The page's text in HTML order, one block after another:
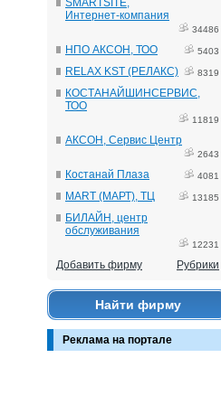
SMARTSITE,
Интернет-компания
34486
НПО АКСОН, ТОО 5403
RELAX KST (РЕЛАКС) 8319
КОСТАНАЙШИНСЕРВИС,
ТОО
11819
АКСОН, Сервис Центр
2643
Костанай Плаза 4081
MART (МАРТ), ТЦ 13185
БИЛАЙН, центр
обслуживания
12231
Добавить фирму Рубрики
Найти фирму
Реклама на портале